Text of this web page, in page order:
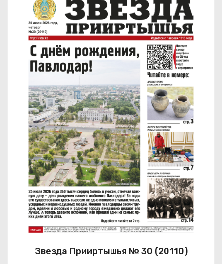
Звезда Прииртышья № 30 (20110)